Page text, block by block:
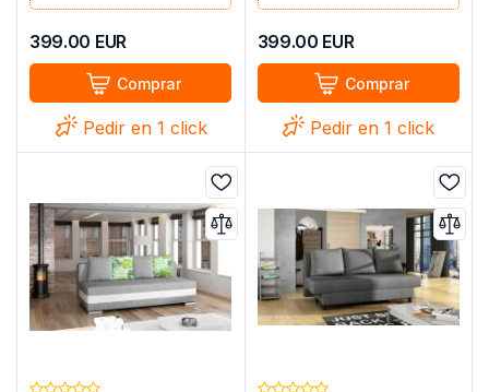
399.00 EUR
Comprar
Pedir en 1 click
399.00 EUR
Comprar
Pedir en 1 click